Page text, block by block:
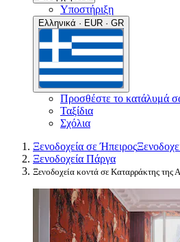
Υποστήριξη
Ελληνικά · EUR · GR
Προσθέστε το κατάλυμά
Ταξίδια
Σχόλια
Ξενοδοχεία σε Ήπειρος
Ξενοδοχεία Πάργα
Ξενοδοχεία κοντά σε Καταρράκτης της